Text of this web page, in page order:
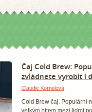
Čaj Cold Brew:
zvládnete vyrobit i
Claudie Kornelová
Cold Brew čaj. Populární
velkým hitem mezi lidmi